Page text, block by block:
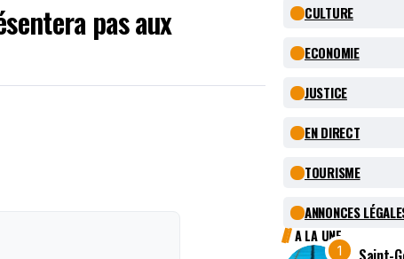
pas aux
CULTURE
ECONOMIE
JUSTICE
EN DIRECT
TOURISME
ANNONCES
A LA UNE